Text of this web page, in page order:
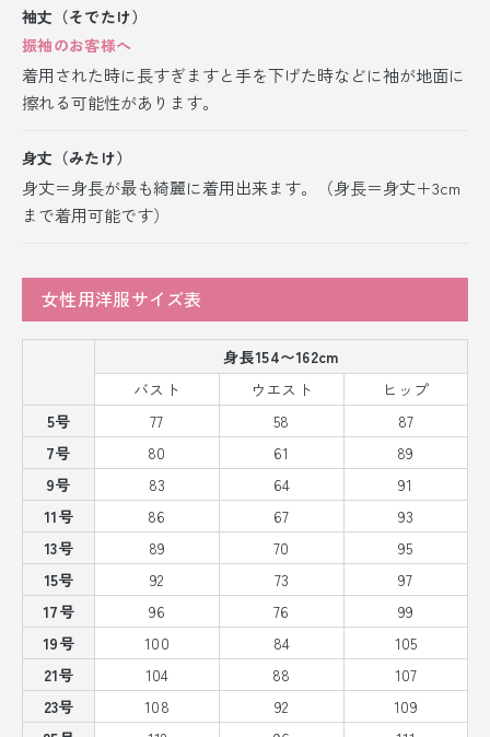
袖丈（そでたけ）
振袖のお客様へ
着用された時に長すぎますと手を下げた時などに袖が地面に
擦れる可能性があります。
身丈（みたけ）
身丈＝身長が最も綺麗に着用出来ます。（身長＝身丈＋3cm
まで着用可能です）
女性用洋服サイズ表
身長154〜162cm
バスト
ウエスト
ヒップ
5号
77 58
87
7号
80 61
89
9号
83 64
91
11号
86 67
93
13号
89 70
95
15号
92 73
97
17号
96 76
99
19号
100 84
105
21号
104 88
107
23号
108 92
109